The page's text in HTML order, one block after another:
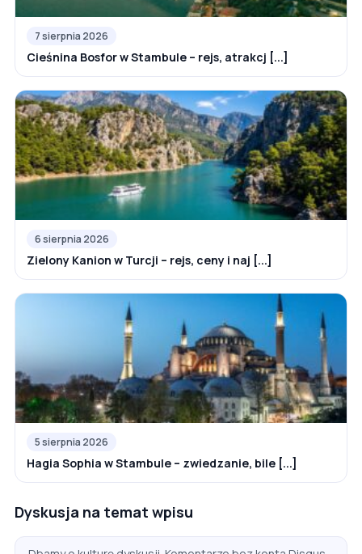
7 sierpnia 2026
Cieśnina Bosfor w Stambule – rejs, atrakcj [...]
6 sierpnia 2026
Zielony Kanion w Turcji – rejs, ceny i naj [...]
5 sierpnia 2026
Hagia Sophia w Stambule – zwiedzanie, bile [...]
Dyskusja na temat wpisu